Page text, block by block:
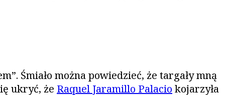
Śmiało można powiedzieć, że targały mną
ukryć, że Raquel Jaramillo Palacio kojarzyła